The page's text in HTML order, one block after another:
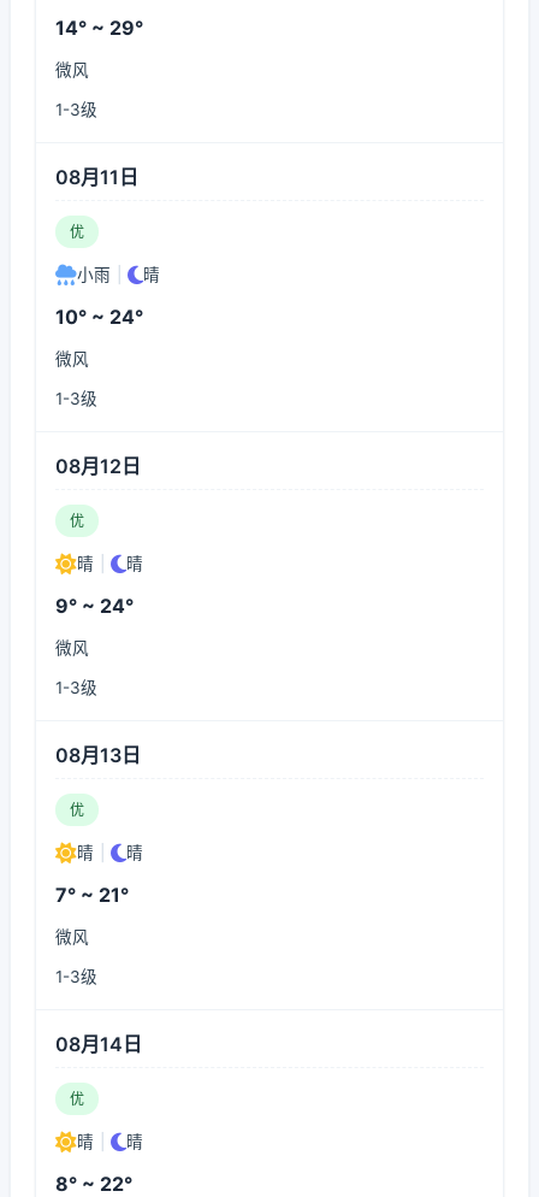
14° ~ 29°
微风
1-3级
08月11日
优
小雨 晴
10° ~ 24°
微风
1-3级
08月12日
优
晴 晴
9° ~ 24°
微风
1-3级
08月13日
优
晴 晴
7° ~ 21°
微风
1-3级
08月14日
优
晴 晴
8° ~ 22°